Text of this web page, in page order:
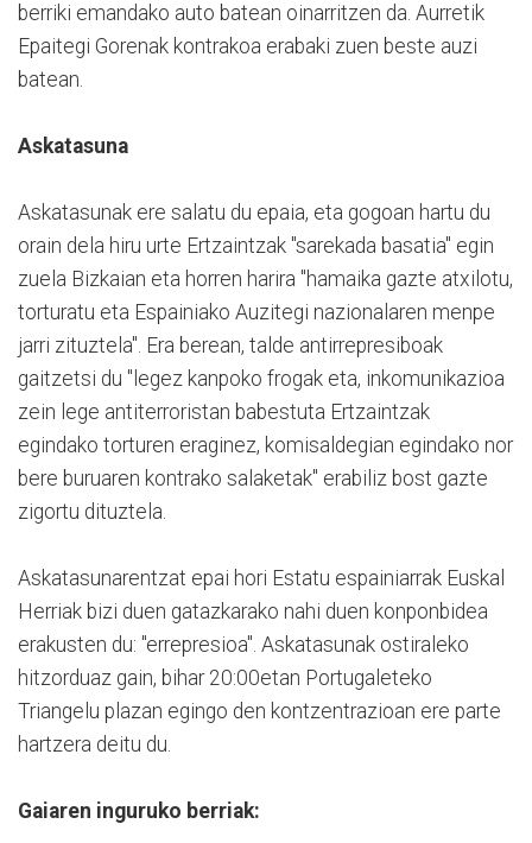
berriki emandako auto batean oinarritzen da. Aurretik
Epaitegi Gorenak kontrakoa erabaki zuen beste auzi
batean.
Askatasuna
Askatasunak ere salatu du epaia, eta gogoan hartu du
orain dela hiru urte Ertzaintzak "sarekada basatia" egin
zuela Bizkaian eta horren harira "hamaika gazte atxilotu,
torturatu eta Espainiako Auzitegi nazionalaren menpe
jarri zituztela". Era berean, talde antirrepresiboak
gaitzetsi du "legez kanpoko frogak eta, inkomunikazioa
zein lege antiterroristan babestuta Ertzaintzak
egindako torturen eraginez, komisaldegian egindako nor
bere buruaren kontrako salaketak" erabiliz bost gazte
zigortu dituztela.
Askatasunarentzat epai hori Estatu espainiarrak Euskal
Herriak bizi duen gatazkarako nahi duen konponbidea
erakusten du: "errepresioa". Askatasunak ostiraleko
hitzorduaz gain, bihar 20:00etan Portugaleteko
Triangelu plazan egingo den kontzentrazioan ere parte
hartzera deitu du.
Gaiaren inguruko berriak: